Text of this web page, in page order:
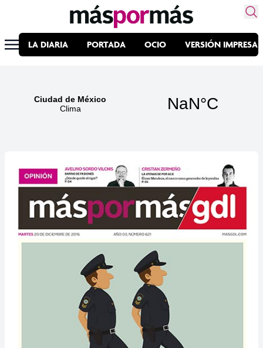
LA DIARIA PORTADA OCIO VERSIÓN IMPRESA